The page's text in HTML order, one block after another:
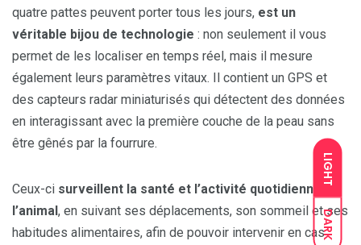
LIGHT
DARK
quatre pattes peuvent porter tous les jours, est un
véritable bijou de technologie : non seulement il vous
permet de les localiser en temps réel, mais il mesure
également leurs paramètres vitaux. Il contient un GPS et
des capteurs radar miniaturisés qui détectent des données
en interagissant avec la première couche de la peau sans
être gênés par la fourrure.
Ceux-ci surveillent la santé et l’activité quotidienne de
l’animal , en suivant ses déplacements, son sommeil et ses
habitudes alimentaires, afin de pouvoir intervenir en cas